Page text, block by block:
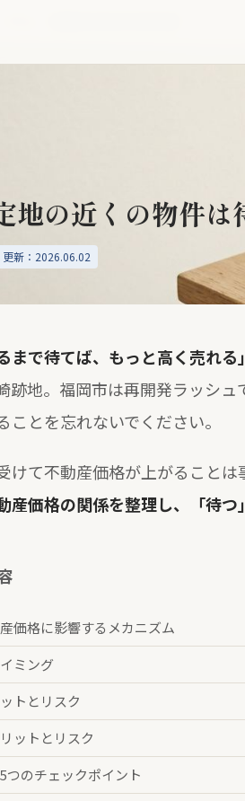
地の近くの物件は
更新：2026.06.02
まで待てば、もっと高く売れ
跡地。福岡市は再開発ラッシュ
ことを忘れないでください。
けて不動産価格が上がること
産価格の関係を整理し、「待
価格に影響するメカニズム
ミング
トとリスク
ットとリスク
つのチェックポイント